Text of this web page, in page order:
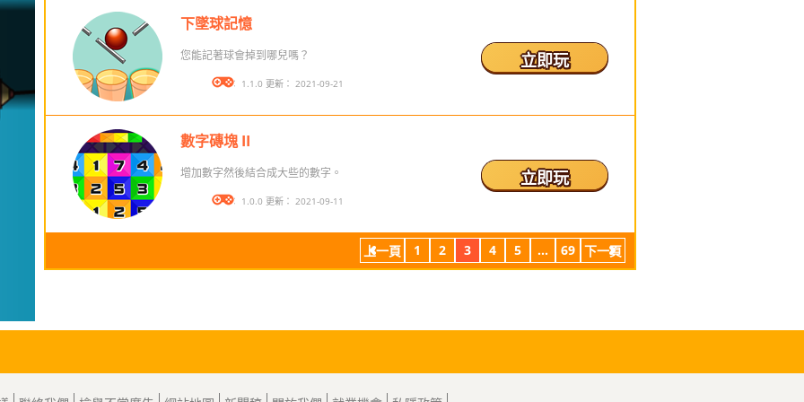
下墜球記憶
您能記著球會掉到哪兒嗎？
版本： 1.1.0 更新： 2021-09-21
立即玩
數字磚塊 II
增加數字然後結合成大些的數字。
版本： 1.0.0 更新： 2021-09-11
立即玩
上一頁 1 2 3 4 5 ... 69 下一頁